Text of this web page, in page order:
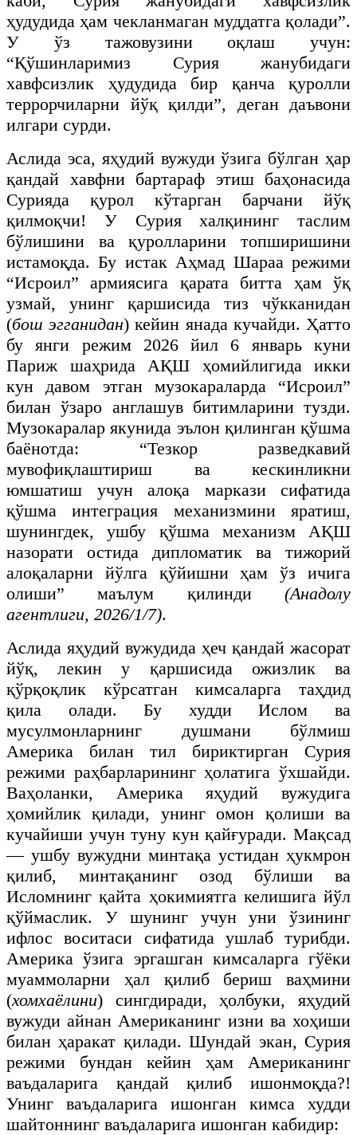
ҳудудида ҳам чекланмаган муддатга қолади”.
У ўз тажовузини оқлаш учун:
“Қўшинларимиз Сурия жанубидаги
хавфсизлик ҳудудида бир қанча қуролли
террорчиларни йўқ қилди”, деган даъвони
илгари сурди.
Аслида эса, яҳудий вужуди ўзига бўлган ҳар
қандай хавфни бартараф этиш баҳонасида
Сурияда қурол кўтарган барчани йўқ
қилмоқчи! У Сурия халқининг таслим
бўлишини ва қуролларини топширишини
истамоқда. Бу истак Аҳмад Шараа режими
“Исроил” армиясига қарата битта ҳам ўқ
узмай, унинг қаршисида тиз чўкканидан
(бош эгганидан) кейин янада кучайди. Ҳатто
бу янги режим 2026 йил 6 январь куни
Париж шаҳрида АҚШ ҳомийлигида икки
кун давом этган музокараларда “Исроил”
билан ўзаро англашув битимларини тузди.
Музокаралар якунида эълон қилинган қўшма
баёнотда: “Тезкор разведкавий
мувофиқлаштириш ва кескинликни
юмшатиш учун алоқа маркази сифатида
қўшма интеграция механизмини яратиш,
шунингдек, ушбу қўшма механизм АҚШ
назорати остида дипломатик ва тижорий
алоқаларни йўлга қўйишни ҳам ўз ичига
олиши” маълум қилинди (Анадолу
агентлиги, 2026/1/7).
Аслида яҳудий вужудида ҳеч қандай жасорат
йўқ, лекин у қаршисида ожизлик ва
қўрқоқлик кўрсатган кимсаларга таҳдид
қила олади. Бу худди Ислом ва
мусулмонларнинг душмани бўлмиш
Америка билан тил бириктирган Сурия
режими раҳбарларининг ҳолатига ўхшайди.
Ваҳоланки, Америка яҳудий вужудига
ҳомийлик қилади, унинг омон қолиши ва
кучайиши учун туну кун қайғуради. Мақсад
— ушбу вужудни минтақа устидан ҳукмрон
қилиб, минтақанинг озод бўлиши ва
Исломнинг қайта ҳокимиятга келишига йўл
қўймаслик. У шунинг учун уни ўзининг
ифлос воситаси сифатида ушлаб турибди.
Америка ўзига эргашган кимсаларга гўёки
муаммоларни ҳал қилиб бериш ваҳмини
(хомхаёлини) сингдиради, ҳолбуки, яҳудий
вужуди айнан Американинг изни ва хоҳиши
билан ҳаракат қилади. Шундай экан, Сурия
режими бундан кейин ҳам Американинг
ваъдаларига қандай қилиб ишонмоқда?!
Унинг ваъдаларига ишонган кимса худди
шайтоннинг ваъдаларига ишонган кабидир: